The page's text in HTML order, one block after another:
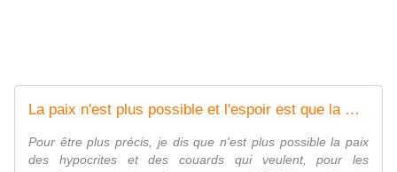
La paix n'est plus possible et l'espoir est que la Russie gagne la guerre
Pour être plus précis, je dis que n'est plus possible la paix
des hypocrites et des couards qui veulent, pour les